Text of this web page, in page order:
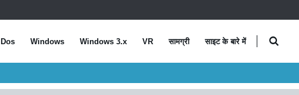
Dos Windows Windows 3.x VR सामग्री साइट के बारे में